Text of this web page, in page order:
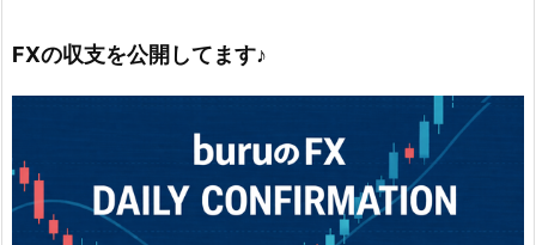
FXの収支を公開してます♪